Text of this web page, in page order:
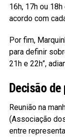
16h, 17h ou
acordo com
Por fim,
para definir
21h e 22h”,
Decisão
Reunião na
(Associação
entre